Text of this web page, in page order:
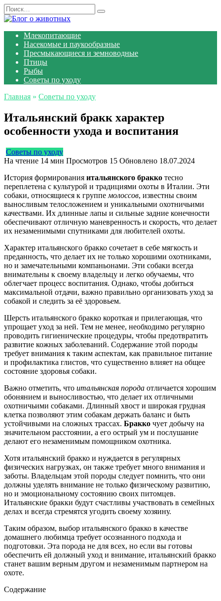
Перейти
к
Search
for:
Млекопитающие
Насекомые и паукообразные
Пресмыкающиеся и земноводные
Птицы
Рыбы
Советы по уходу
Главная » Советы по уходу
Итальянский бракк характер
особенности ухода и воспитания
Советы по уходу
На чтение 14 мин Просмотров 15 Обновлено 18.07.2024
История формирования итальянского бракко тесно
переплетена с культурой и традициями охоты в Италии. Эти
собаки, относящиеся к группе молоссов, известны своим
выносливым телосложением и уникальными охотничьими
качествами. Их длинные лапы и сильные задние конечности
обеспечивают отличную маневренность и скорость, что делает
их незаменимыми спутниками для любителей охоты.
Характер итальянского бракко сочетает в себе мягкость и
преданность, что делает их не только хорошими охотниками,
но и замечательными компаньонами. Эти собаки всегда
внимательны к своему владельцу и легко обучаемы, что
облегчает процесс воспитания. Однако, чтобы добиться
максимальной отдачи, важно правильно организовать уход за
собакой и следить за её здоровьем.
Шерсть итальянского бракко короткая и прилегающая, что
упрощает уход за ней. Тем не менее, необходимо регулярно
проводить гигиенические процедуры, чтобы предотвратить
развитие кожных заболеваний. Содержание этой породы
требует внимания к таким аспектам, как правильное питание
и профилактика глистов, что существенно влияет на общее
состояние здоровья собаки.
Важно отметить, что итальянская порода отличается хорошим
обонянием и выносливостью, что делает их отличными
охотничьими собаками. Длинный хвост и широкая грудная
клетка позволяют этим собакам держать баланс и быть
устойчивыми на сложных трассах. Бракко чует добычу на
значительном расстоянии, а его острый ум и послушание
делают его незаменимым помощником охотника.
Хотя итальянский бракко и нуждается в регулярных
физических нагрузках, он также требует много внимания и
заботы. Владельцам этой породы следует помнить, что они
должны уделять внимание не только физическому развитию,
но и эмоциональному состоянию своих питомцев.
Итальянские бракки будут счастливы участвовать в семейных
делах и всегда стремятся угодить своему хозяину.
Таким образом, выбор итальянского бракко в качестве
домашнего любимца требует осознанного подхода и
подготовки. Эта порода не для всех, но если вы готовы
обеспечить ей должный уход и внимание, итальянский бракко
станет вашим верным другом и незаменимым партнером на
охоте.
Содержание